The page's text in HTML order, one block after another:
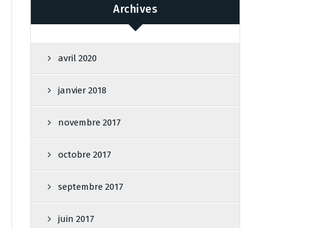
Archives
avril 2020
janvier 2018
novembre 2017
octobre 2017
septembre 2017
juin 2017